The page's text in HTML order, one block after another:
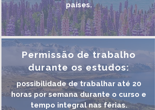
países.
Permissão de trabalho
durante os estudos:
possibilidade de trabalhar até 20
horas por semana durante o curso e
tempo integral nas férias.